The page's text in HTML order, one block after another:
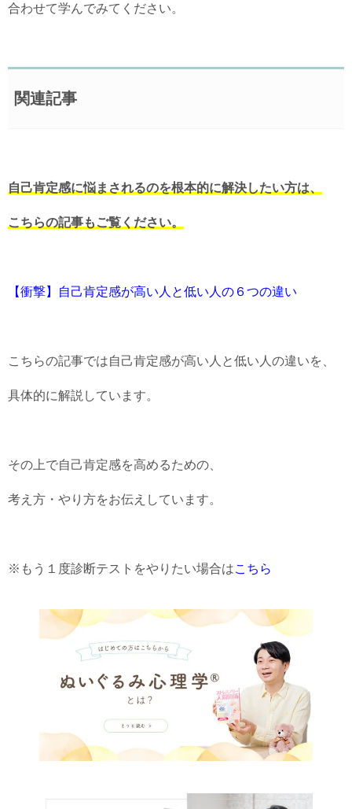
合わせて学んでみてください。
関連記事
自己肯定感に悩まされるのを根本的に解決したい方は、
こちらの記事もご覧ください。
【衝撃】自己肯定感が高い人と低い人の６つの違い
こちらの記事では自己肯定感が高い人と低い人の違いを、
具体的に解説しています。
その上で自己肯定感を高めるための、
考え方・やり方をお伝えしています。
※もう１度診断テストをやりたい場合はこちら